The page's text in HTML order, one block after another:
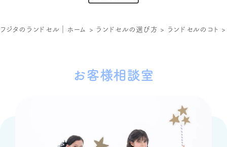
フジタのランドセル｜ホーム > ランドセルの選び方 > ランドセルのコト
お客様相談室